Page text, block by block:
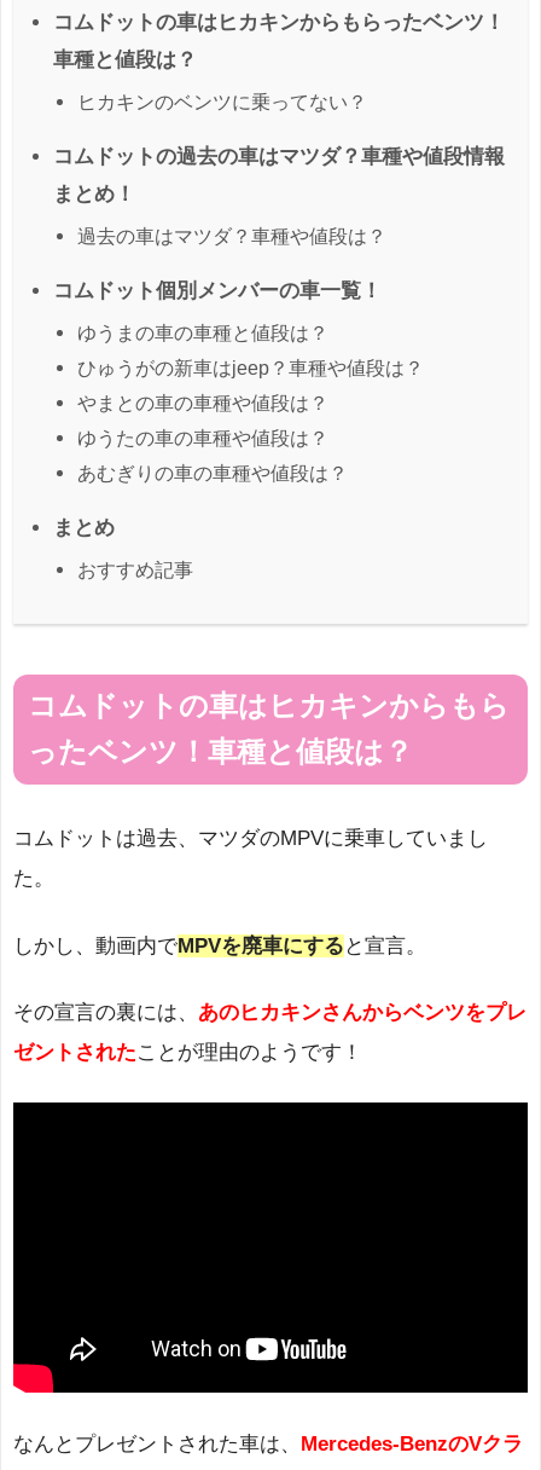
コムドットの車はヒカキンからもらったベンツ！
車種と値段は？
ヒカキンのベンツに乗ってない？
コムドットの過去の車はマツダ？車種や値段情報
まとめ！
過去の車はマツダ？車種や値段は？
コムドット個別メンバーの車一覧！
ゆうまの車の車種と値段は？
ひゅうがの新車はjeep？車種や値段は？
やまとの車の車種や値段は？
ゆうたの車の車種や値段は？
あむぎりの車の車種や値段は？
まとめ
おすすめ記事
コムドットの車はヒカキンからもら
ったベンツ！車種と値段は？
コムドットは過去、マツダのMPVに乗車していまし
た。
しかし、動画内でMPVを廃車にする と宣言。
その宣言の裏には、 あのヒカキンさんからベンツをプレ
ゼントされたことが理由のようです！
なんとプレゼントされた車は、 Mercedes-BenzのVクラ